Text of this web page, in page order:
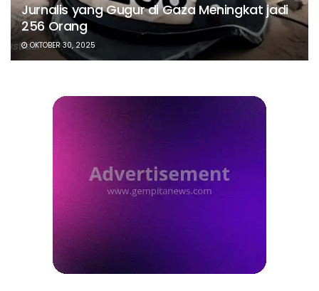
Jurnalis yang Gugur di Gaza Meningkat jadi
256 Orang
OKTOBER 30, 2025